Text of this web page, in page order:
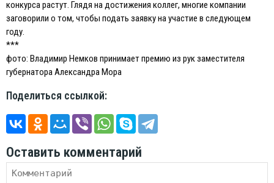
конкурса растут. Глядя на достижения коллег, многие компании
заговорили о том, чтобы подать заявку на участие в следующем
году.
***
фото: Владимир Немков принимает премию из рук заместителя
губернатора Александра Мора
Поделиться ссылкой:
Оставить комментарий